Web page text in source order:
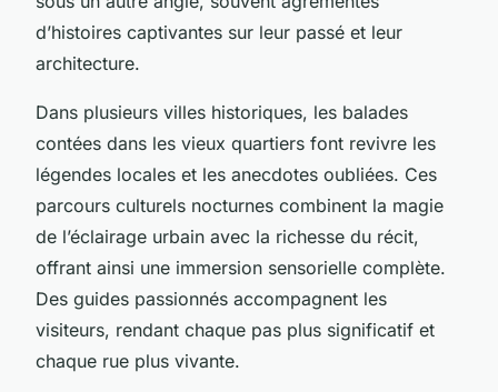
d’histoires captivantes sur leur passé et leur
architecture.
Dans plusieurs villes historiques, les balades
contées dans les vieux quartiers font revivre les
légendes locales et les anecdotes oubliées. Ces
parcours culturels nocturnes combinent la magie
de l’éclairage urbain avec la richesse du récit,
offrant ainsi une immersion sensorielle complète.
Des guides passionnés accompagnent les
visiteurs, rendant chaque pas plus significatif et
chaque rue plus vivante.